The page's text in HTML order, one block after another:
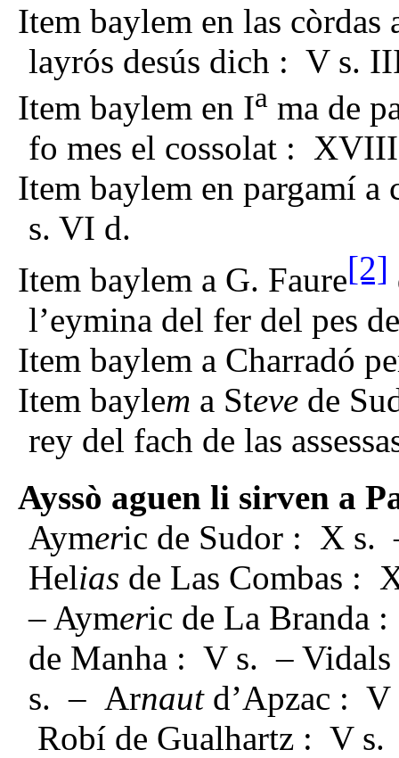
Item baylem en las
layrós desús dich : V s.
Item baylem en Ia ma de
fo mes el cossolat :
Item baylem en pargamí a
s. VI d.
Item baylem a G. Faure[2]
l’eymina del fer del pes
Item baylem a Charradó
Item baylem a Steve de
rey del fach de las
Ayssò aguen li sirven a
Aymeric de Sudor : X s.
Helias de Las Combas :
– Aymeric de La
de Manha : V s. –
s. – Arnautd’Apzac :
Robí de Gualhartz : V